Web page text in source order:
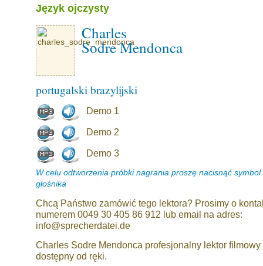
Język ojczysty
Charles
Sodre Mendonca
portugalski brazylijski
Demo 1
Demo 2
Demo 3
W celu odtworzenia próbki nagrania proszę nacisnąć symbol
głośnika
Chcą Państwo zamówić tego lektora? Prosimy o
numerem 0049 30 405 86 912 lub email na adres:
info@sprecherdatei.de
Charles Sodre Mendonca profesjonalny lektor filmowy
dostępny od ręki.